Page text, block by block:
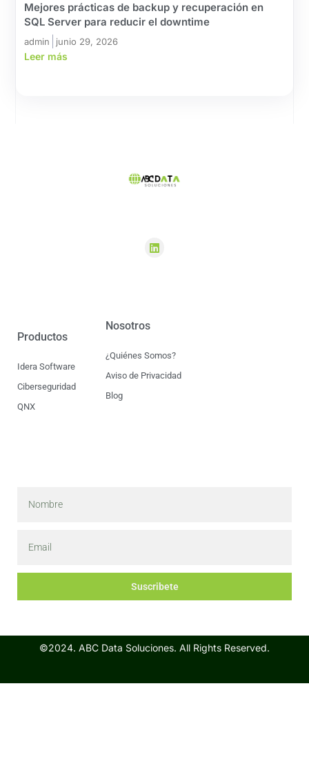
Mejores prácticas de backup y recuperación en
SQL Server para reducir el downtime
admin junio 29, 2026
Leer más
Productos
Idera Software
Ciberseguridad
QNX
Nosotros
¿Quiénes Somos?
Aviso de Privacidad
Blog
Suscribete
©2024. ABC Data Soluciones. All Rights Reserved.